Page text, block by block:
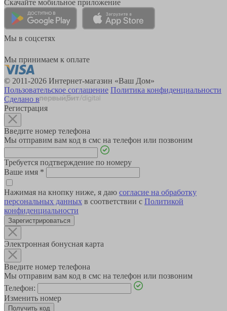
Скачайте мобильное приложение
Мы в соцсетях
Мы принимаем к оплате
© 2011-2026 Интернет-магазин «Ваш Дом»
Пользовательское соглашение Политика конфиденциальности
Сделано в
Регистрация
Введите номер телефона
Мы отправим вам код в смс на телефон или позвоним
Требуется подтверждение по номеру
Ваше имя *
Нажимая на кнопку ниже, я даю согласие на обработку
персональных данных в соответствии с Политикой
конфиденциальности
Зарегистрироваться
Электронная бонусная карта
Введите номер телефона
Мы отправим вам код в смс на телефон или позвоним
Телефон:
Изменить номер